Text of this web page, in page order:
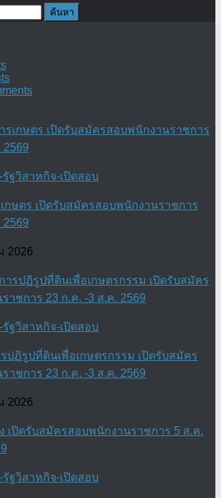
ฐวิสาหกิจ-เปิดสอบ
กษตร เปิดรับสมัครสอบพนักงานราชการ
2026
ฐวิสาหกิจ-เปิดสอบ
ปฏิรูปที่ดินเพื่อเกษตรกรรม เปิดรับสมัคร
าชการ 23 ก.ค. -3 ส.ค. 2569
2026
ฐวิสาหกิจ-เปิดสอบ